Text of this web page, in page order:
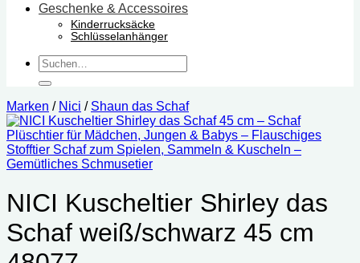
Geschenke & Accessoires
Kinderrucksäcke
Schlüsselanhänger
Suchen
nach:
Marken / Nici / Shaun das Schaf
NICI Kuscheltier Shirley das
Schaf weiß/schwarz 45 cm